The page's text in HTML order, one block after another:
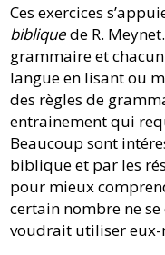
Ces exercices
bibliquede R.
grammaire et
langue en lisant ou
des règles de
entrainement qui
Beaucoup sont
biblique et par les
pour mieux
certain nombre ne
voudrait utiliser